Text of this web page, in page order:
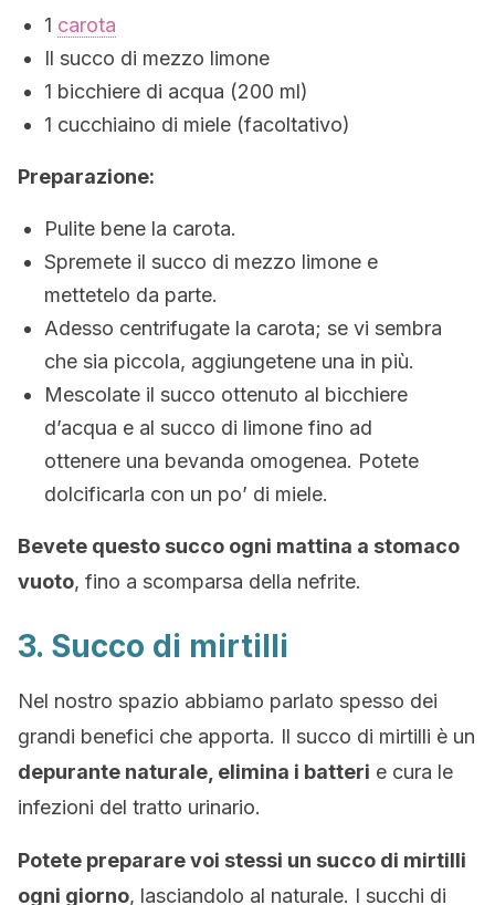
1 carota
Il succo di mezzo limone
1 bicchiere di acqua (200 ml)
1 cucchiaino di miele (facoltativo)
Preparazione:
Pulite bene la carota.
Spremete il succo di mezzo limone e
mettetelo da parte.
Adesso centrifugate la carota; se vi sembra
che sia piccola, aggiungetene una in più.
Mescolate il succo ottenuto al bicchiere
d’acqua e al succo di limone fino ad
ottenere una bevanda omogenea. Potete
dolcificarla con un po’ di miele.
Bevete questo succo ogni mattina a stomaco
vuoto, fino a scomparsa della nefrite.
3. Succo di mirtilli
Nel nostro spazio abbiamo parlato spesso dei
grandi benefici che apporta. Il succo di mirtilli è un
depurante naturale, elimina i batteri e cura le
infezioni del tratto urinario.
Potete preparare voi stessi un succo di mirtilli
ogni giorno, lasciandolo al naturale. I succhi di